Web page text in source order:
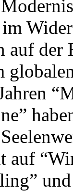
auf
auf